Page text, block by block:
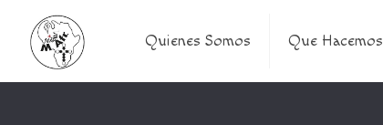
Quienes Somos Que Hacemos